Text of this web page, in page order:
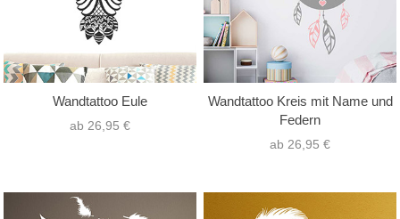
Wandtattoo Eule
ab 26,95 €
Wandtattoo Kreis mit Name und
Federn
ab 26,95 €